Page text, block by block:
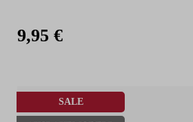
9,95 €
SALE